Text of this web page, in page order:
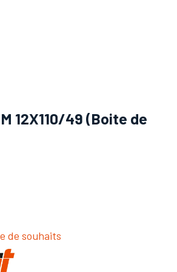
12X110/49 (Boite de
de souhaits